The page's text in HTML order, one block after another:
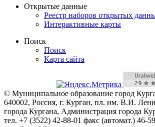
Открытые данные
Реестр наборов открытых
Интерактивные карты
Поиск
Поиск
Карта сайта
© Муниципальное образование город
640002, Россия, г. Курган, пл. им. В.И.
города Кургана, Администрация города
тел. +7 (3522) 42-88-01 факс (автомат.) 46-